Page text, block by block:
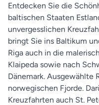
Entdecken Sie die
baltischen Staaten
unvergesslichen
bringt Sie ins Baltikum
Riga auch in die
Klaipeda sowie nach
Dänemark. Ausgewählte
norwegischen Fjorde.
Kreuzfahrten auch St.